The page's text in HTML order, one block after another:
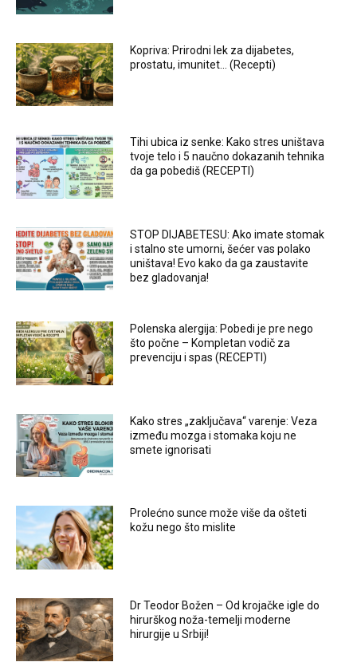
Kopriva: Prirodni lek za dijabetes,
prostatu, imunitet… (Recepti)
Tihi ubica iz senke: Kako stres uništava
tvoje telo i 5 naučno dokazanih tehnika
da ga pobediš (RECEPTI)
STOP DIJABETESU: Ako imate stomak
i stalno ste umorni, šećer vas polako
uništava! Evo kako da ga zaustavite
bez gladovanja!
Polenska alergija: Pobedi je pre nego
što počne – Kompletan vodič za
prevenciju i spas (RECEPTI)
Kako stres „zaključava“ varenje: Veza
između mozga i stomaka koju ne
smete ignorisati
Prolećno sunce može više da ošteti
kožu nego što mislite
Dr Teodor Božen – Od krojačke igle do
hirurškog noža-temelji moderne
hirurgije u Srbiji!